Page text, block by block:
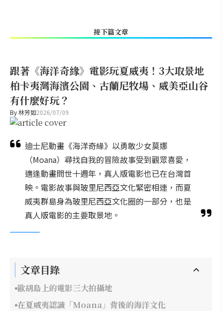
接下篇文章
跟著《海洋奇緣》電影玩夏威夷！3大取景地
柏卡夷灣海濱公園、古蘭尼牧場、威美亞山谷
有什麼好玩？
By林芳如2026/07/09
迪士尼動畫《海洋奇緣》以勇敢少女莫娜
（Moana）尋找自我的冒險故事受到觀眾喜愛，
適逢動畫問世十週年，真人版電影也已在台灣首
映。電影故事與玻里尼西亞文化緊密相連，而夏
威夷群島身為玻里尼西亞文化圈的一部分，也是
真人版電影的主要取景地。
文章目錄
歐胡島上的電影三大拍攝地
在夏威夷認識「Moana」背後的海洋文化